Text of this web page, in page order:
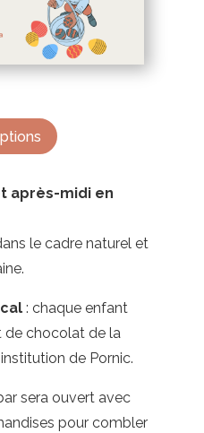
après-midi en
le cadre naturel et
: chaque enfant
de chocolat de la
de Pornic.
sera ouvert avec
pour combler